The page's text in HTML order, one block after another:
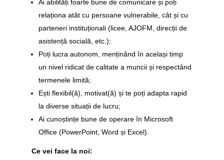
Ai abilități foarte bune de comunicare și poți
relaționa atât cu persoane vulnerabile, cât și cu
parteneri instituționali (licee, AJOFM, direcții de
asistență socială, etc.);
Poți lucra autonom, menținând în același timp
un nivel ridicat de calitate a muncii și respectând
termenele limită;
Ești flexibil(ă), motivat(ă) și te poți adapta rapid
la diverse situații de lucru;
Ai cunoștințe bune de operare în Microsoft
Office (PowerPoint, Word și Excel).
Ce vei face la noi: